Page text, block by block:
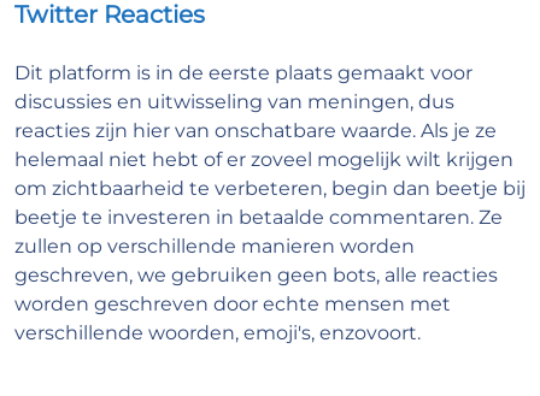
Twitter Reacties
Dit platform is in de eerste plaats gemaakt voor
discussies en uitwisseling van meningen, dus
reacties zijn hier van onschatbare waarde. Als je ze
helemaal niet hebt of er zoveel mogelijk wilt krijgen
om zichtbaarheid te verbeteren, begin dan beetje bij
beetje te investeren in betaalde commentaren. Ze
zullen op verschillende manieren worden
geschreven, we gebruiken geen bots, alle reacties
worden geschreven door echte mensen met
verschillende woorden, emoji's, enzovoort.